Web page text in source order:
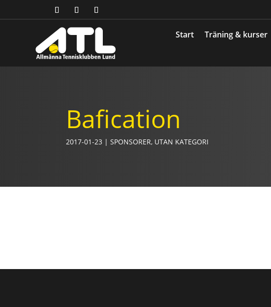
Start Träning & kurser
Bafication
2017-01-23 |SPONSORER, UTAN KATEGORI